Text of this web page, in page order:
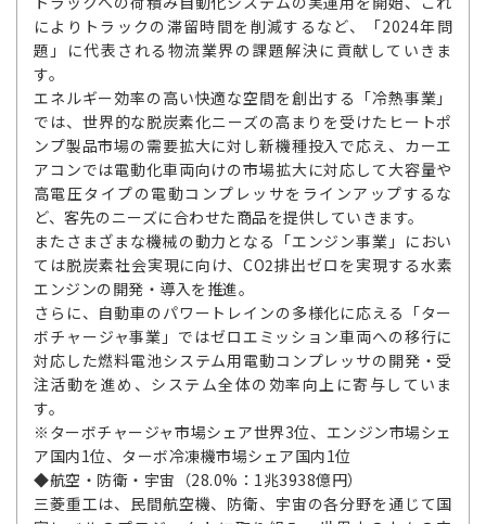
によりトラックの滞留時間を削減するなど、「2024年問
題」に代表される物流業界の課題解決に貢献していきま
す。
エネルギー効率の高い快適な空間を創出する「冷熱事業」
では、世界的な脱炭素化ニーズの高まりを受けたヒートポ
ンプ製品市場の需要拡大に対し新機種投入で応え、カーエ
アコンでは電動化車両向けの市場拡大に対応して大容量や
高電圧タイプの電動コンプレッサをラインアップするな
ど、客先のニーズに合わせた商品を提供していきます。
またさまざまな機械の動力となる「エンジン事業」におい
ては脱炭素社会実現に向け、CO2排出ゼロを実現する水素
エンジンの開発・導入を推進。
さらに、自動車のパワートレインの多様化に応える「ター
ボチャージャ事業」ではゼロエミッション車両への移行に
対応した燃料電池システム用電動コンプレッサの開発・受
注活動を進め、システム全体の効率向上に寄与していま
す。
※ターボチャージャ市場シェア世界3位、エンジン市場シェ
ア国内1位、ターボ冷凍機市場シェア国内1位
◆航空・防衛・宇宙（28.0%：1兆3938億円）
三菱重工は、民間航空機、防衛、宇宙の各分野を通じて国